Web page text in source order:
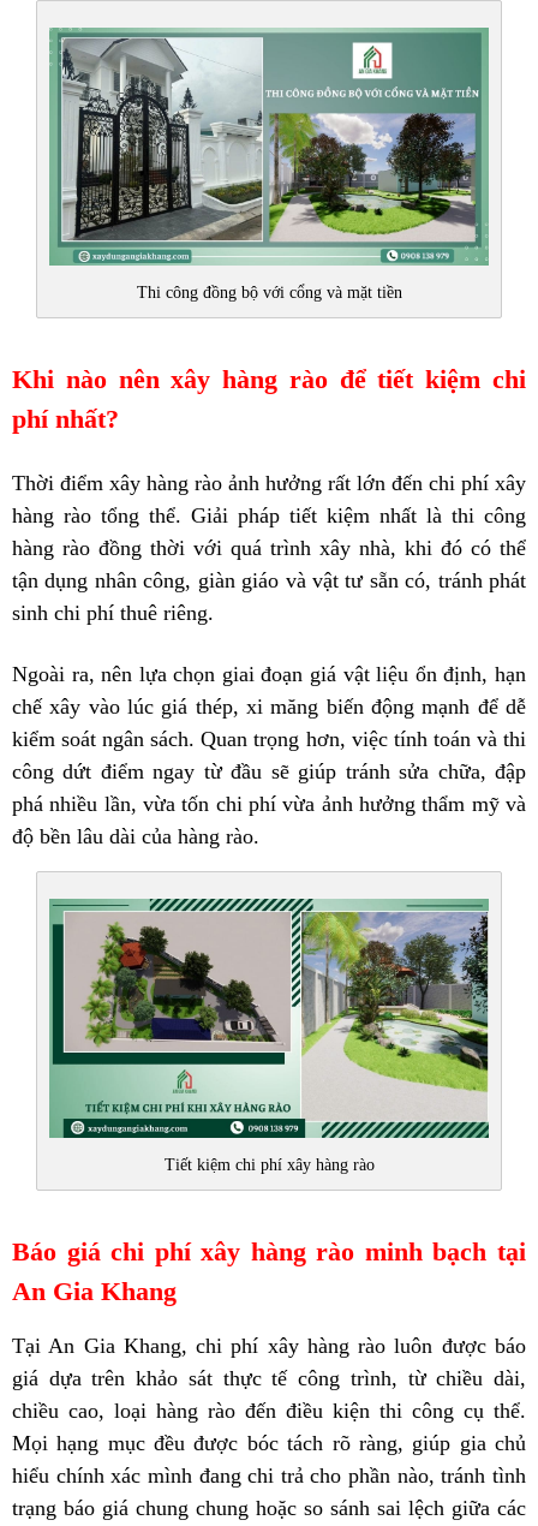
Thi công đồng bộ với cổng và mặt tiền
Khi nào nên xây hàng rào để tiết kiệm chi
phí nhất?
Thời điểm xây hàng rào ảnh hưởng rất lớn đến chi phí xây
hàng rào tổng thể. Giải pháp tiết kiệm nhất là thi công
hàng rào đồng thời với quá trình xây nhà, khi đó có thể
tận dụng nhân công, giàn giáo và vật tư sẵn có, tránh phát
sinh chi phí thuê riêng.
Ngoài ra, nên lựa chọn giai đoạn giá vật liệu ổn định, hạn
chế xây vào lúc giá thép, xi măng biến động mạnh để dễ
kiểm soát ngân sách. Quan trọng hơn, việc tính toán và thi
công dứt điểm ngay từ đầu sẽ giúp tránh sửa chữa, đập
phá nhiều lần, vừa tốn chi phí vừa ảnh hưởng thẩm mỹ và
độ bền lâu dài của hàng rào.
Tiết kiệm chi phí xây hàng rào
Báo giá chi phí xây hàng rào minh bạch tại
An Gia Khang
Tại An Gia Khang, chi phí xây hàng rào luôn được báo
giá dựa trên khảo sát thực tế công trình, từ chiều dài,
chiều cao, loại hàng rào đến điều kiện thi công cụ thể.
Mọi hạng mục đều được bóc tách rõ ràng, giúp gia chủ
hiểu chính xác mình đang chi trả cho phần nào, tránh tình
trạng báo giá chung chung hoặc so sánh sai lệch giữa các